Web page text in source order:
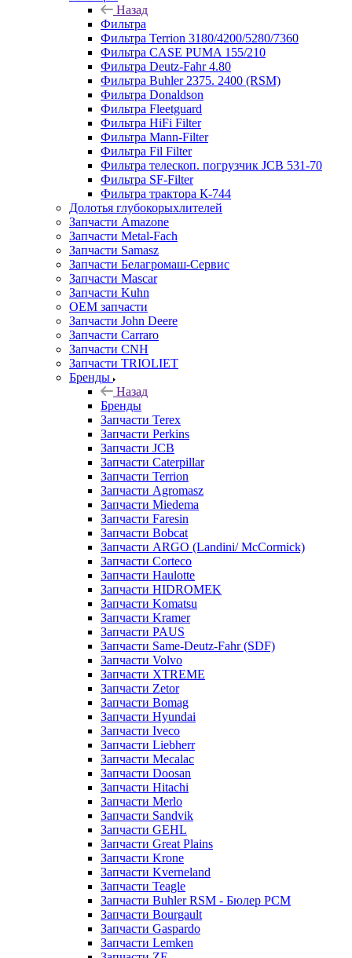
Назад
Фильтра
Фильтра Terrion 3180/4200/5280/7360
Фильтра CASE PUMA 155/210
Фильтра Deutz-Fahr 4.80
Фильтра Buhler 2375. 2400 (RSM)
Фильтра Donaldson
Фильтра Fleetguard
Фильтра HiFi Filter
Фильтра Mann-Filter
Фильтра Fil Filter
Фильтра телескоп. погрузчик JCB 531-70
Фильтра SF-Filter
Фильтра трактора К-744
Долотья глубокорыхлителей
Запчасти Amazone
Запчасти Metal-Fach
Запчасти Samasz
Запчасти Белагромаш-Сервис
Запчасти Mascar
Запчасти Kuhn
OEM запчасти
Запчасти John Deere
Запчасти Carraro
Запчасти CNH
Запчасти TRIOLIET
Бренды
Назад
Бренды
Запчасти Terex
Запчасти Perkins
Запчасти JCB
Запчасти Caterpillar
Запчасти Terrion
Запчасти Agromasz
Запчасти Miedema
Запчасти Faresin
Запчасти Bobcat
Запчасти ARGO (Landini/ McCormick)
Запчасти Corteco
Запчасти Haulotte
Запчасти HIDROMEK
Запчасти Komatsu
Запчасти Kramer
Запчасти PAUS
Запчасти Same-Deutz-Fahr (SDF)
Запчасти Volvo
Запчасти XTREME
Запчасти Zetor
Запчасти Bomag
Запчасти Hyundai
Запчасти Iveco
Запчасти Liebherr
Запчасти Mecalac
Запчасти Doosan
Запчасти Hitachi
Запчасти Merlo
Запчасти Sandvik
Запчасти GEHL
Запчасти Great Plains
Запчасти Krone
Запчасти Kverneland
Запчасти Teagle
Запчасти Buhler RSM - Бюлер РСМ
Запчасти Bourgault
Запчасти Gaspardo
Запчасти Lemken